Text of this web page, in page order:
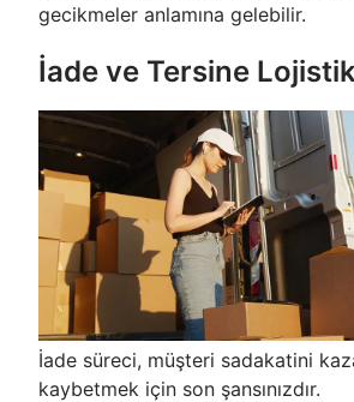
gecikmeler anlamına gelebilir.
İade ve Tersine Lojistik
İade süreci, müşteri sadakatini
kaybetmek için son şansınızdır.